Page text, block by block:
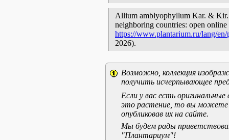
Allium amblyophyllum Kar. & Kir.
neighboring countries: open
https://www.plantarium.ru/lang/
2026).
Возможно, коллекция
получить исчерпывающее
Если у вас есть
это растение, то вы можете
опубликовав их на сайте.
Мы будем рады
"Плантариум"!